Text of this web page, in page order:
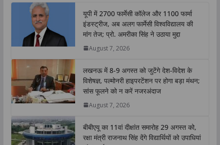
t
s
A
p
o
r
e
d
n
L
i
k
e
यूपी में 2700 फार्मेसी कॉलेज और 1100 फार्मा
इंडस्ट्रीज, अब अलग फार्मेसी विश्वविद्यालय की
मांग तेज; प्रो. अमरीका सिंह ने उठाया मुद्दा
August 7, 2026
लखनऊ में 8-9 अगस्त को जुटेंगे देश-विदेश के
विशेषज्ञ, पल्मोनरी हाइपरटेंशन पर होगा बड़ा मंथन;
सांस फूलने को न करें नजरअंदाज
August 7, 2026
बीबीएयू का 11वां दीक्षांत समारोह 29 अगस्त को,
रक्षा मंत्री राजनाथ सिंह देंगे विद्यार्थियों को उपाधियां